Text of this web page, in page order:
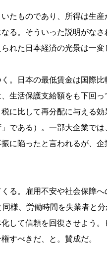
たものであり、所得は生
る。そういった説明がな
れた日本経済の光景は一
。日本の最低賃金は国際
生活保護支給額をも下回
に比して再分配に与える
である）。一部大企業で
に陥ったと言われるが、
る。雇用不安や社会保障
様、労働時間を失業者と
して信頼を回復させよう
すべきだ、と。賛成だ。